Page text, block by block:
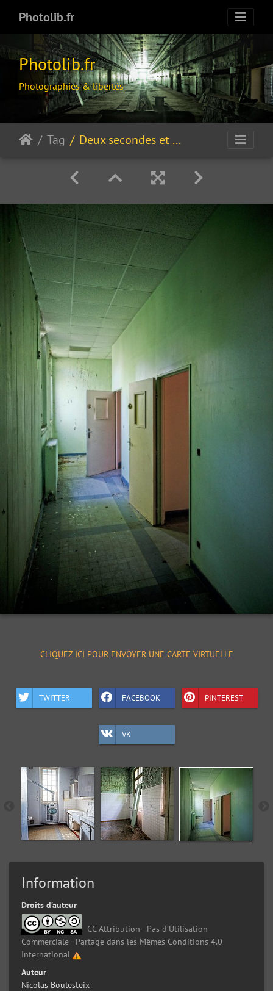
Photolib.fr
Photolib.fr
Photographies & libertés
Tag Deux secondes et demie avant l'internement…
CLIQUEZ ICI POUR ENVOYER UNE CARTE VIRTUELLE
TWITTER FACEBOOK PINTEREST
VK
Information
Droits d’auteur
CC Attribution - Pas d’Utilisation
Commerciale - Partage dans les Mêmes Conditions 4.0
International
Auteur
Nicolas Boulesteix